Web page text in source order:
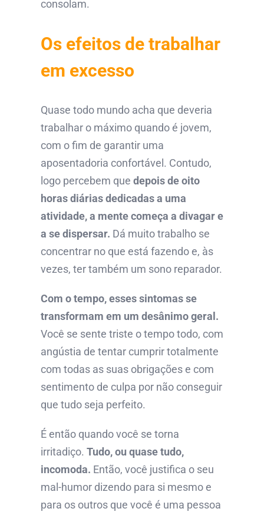
consolam.
Os efeitos de trabalhar
em excesso
Quase todo mundo acha que deveria
trabalhar o máximo quando é jovem,
com o fim de garantir uma
aposentadoria confortável. Contudo,
logo percebem que depois de oito
horas diárias dedicadas a uma
atividade, a mente começa a divagar e
a se dispersar. Dá muito trabalho se
concentrar no que está fazendo e, às
vezes, ter também um sono reparador.
Com o tempo, esses sintomas se
transformam em um desânimo geral.
Você se sente triste o tempo todo, com
angústia de tentar cumprir totalmente
com todas as suas obrigações e com
sentimento de culpa por não conseguir
que tudo seja perfeito.
É então quando você se torna
irritadiço. Tudo, ou quase tudo,
incomoda. Então, você justifica o seu
mal-humor dizendo para si mesmo e
para os outros que você é uma pessoa